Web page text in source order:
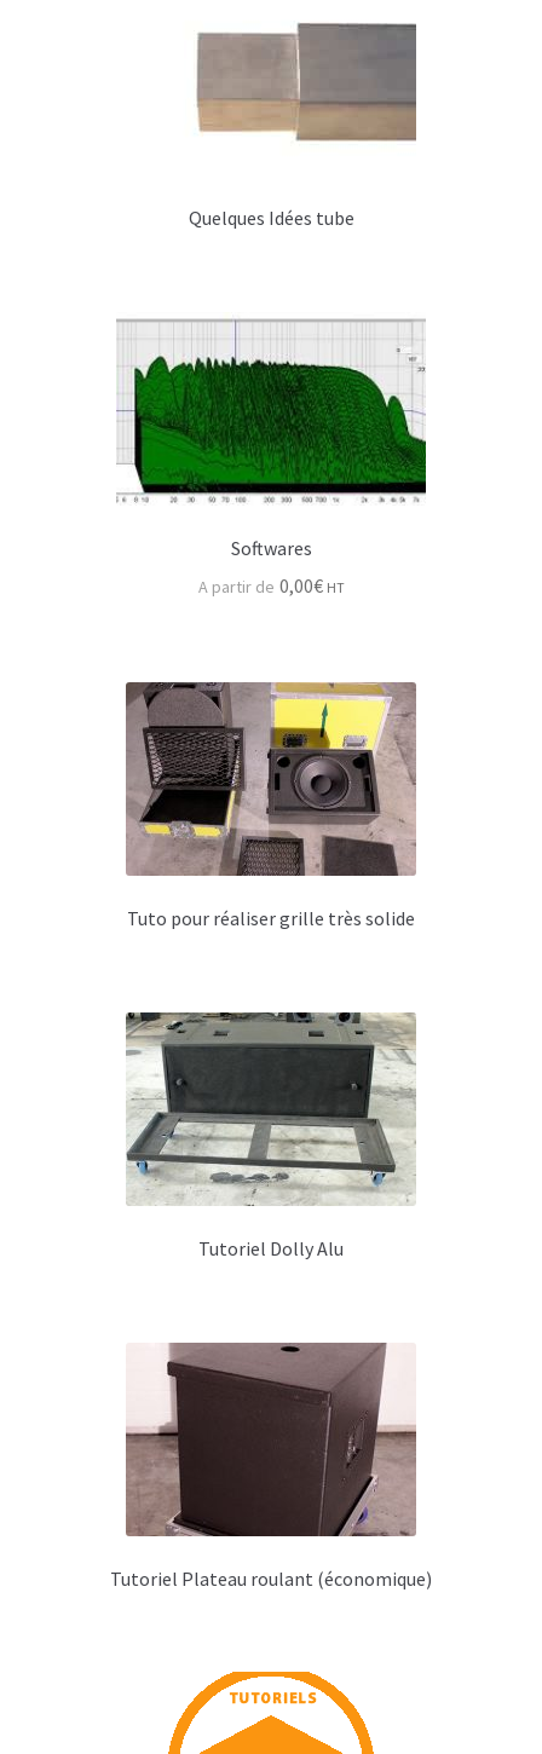
Peinture enceinte
Installation (rig & stack)
Goupilles
Dolly ou plateau roulant
Enceintes en KIT
Idées & tutos
Quelques Idées tube
Softwares
0,00€ HT
Tuto pour réaliser grille très solide
Tutoriel Dolly Alu
Tutoriel Plateau roulant (économique)